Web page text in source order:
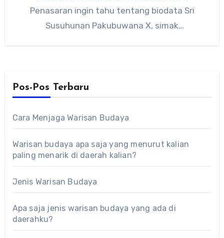
Penasaran ingin tahu tentang biodata Sri
Susuhunan Pakubuwana X, simak
Pos-Pos Terbaru
Cara Menjaga Warisan Budaya
Warisan budaya apa saja yang menurut kalian
paling menarik di daerah kalian?
Jenis Warisan Budaya
Apa saja jenis warisan budaya yang ada di
daerahku?